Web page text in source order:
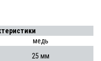
медь
25 мм